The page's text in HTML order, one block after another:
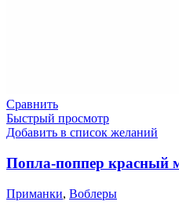
Сравнить
Быстрый просмотр
Добавить в список желаний
Попла-поппер красный
Приманки, Воблеры